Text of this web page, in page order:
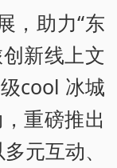
，助力“东
新线上文
cool 冰城
重磅推出
元互动、